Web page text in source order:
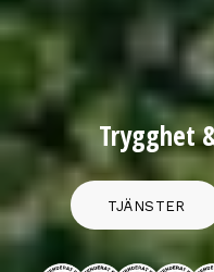
Trygghet
TJÄNSTER